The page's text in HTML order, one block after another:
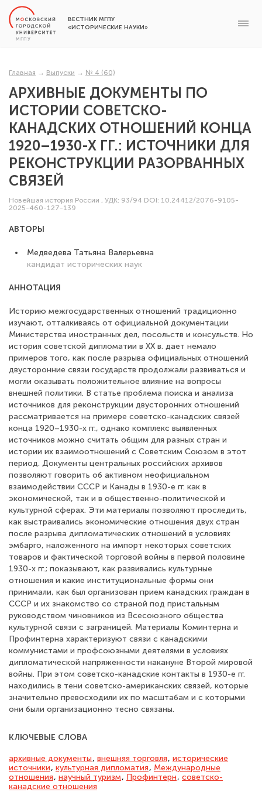
ВЕСТНИК МГПУ
«ИСТОРИЧЕСКИЕ НАУКИ»
Главная → Выпуски → № 4 (60)
АРХИВНЫЕ ДОКУМЕНТЫ ПО
ИСТОРИИ СОВЕТСКО-
КАНАДСКИХ ОТНОШЕНИЙ КОНЦА
1920–1930-Х ГГ.: ИСТОЧНИКИ ДЛЯ
РЕКОНСТРУКЦИИ РАЗОРВАННЫХ
СВЯЗЕЙ
Новейшая история России , УДК: 93/94 DOI: 10.24412/2076-9105-
2025-460-127-139
АВТОРЫ
Медведева Татьяна Валерьевна
кандидат исторических наук
АННОТАЦИЯ
Историю межгосударственных отношений традиционно
изучают, отталкиваясь от официальной документации
Министерства иностранных дел, посольств и консульств. Но
история советской дипломатии в ХХ в. дает немало
примеров того, как после разрыва официальных отношений
двусторонние связи государств продолжали развиваться и
могли оказывать положительное влияние на вопросы
внешней политики. В статье проблема поиска и анализа
источников для реконструкции двусторонних отношений
рассматривается на примере советско-канадских связей
конца 1920–1930-х гг., однако комплекс выявленных
источников можно считать общим для разных стран и
истории их взаимоотношений с Советским Союзом в этот
период. Документы центральных российских архивов
позволяют говорить об активном неофициальном
взаимодействии СССР и Канады в 1930-е гг. как в
экономической, так и в общественно-политической и
культурной сферах. Эти материалы позволяют проследить,
как выстраивались экономические отношения двух стран
после разрыва дипломатических отношений в условиях
эмбарго, наложенного на импорт некоторых советских
товаров и фактической торговой войны в первой половине
1930-х гг.; показывают, как развивались культурные
отношения и какие институциональные формы они
принимали, как был организован прием канадских граждан в
СССР и их знакомство со страной под пристальным
руководством чиновников из Всесоюзного общества
культурной связи с заграницей. Материалы Коминтерна и
Профинтерна характеризуют связи с канадскими
коммунистами и профсоюзными деятелями в условиях
дипломатической напряженности накануне Второй мировой
войны. При этом советско-канадские контакты в 1930-е гг.
находились в тени советско-американских связей, которые
значительно превосходили их по масштабам и с которыми
они были организационно тесно связаны.
КЛЮЧЕВЫЕ СЛОВА
архивные документы, внешняя торговля, исторические
источники, культурная дипломатия, Международные
отношения, научный туризм, Профинтерн, советско-
канадские отношения